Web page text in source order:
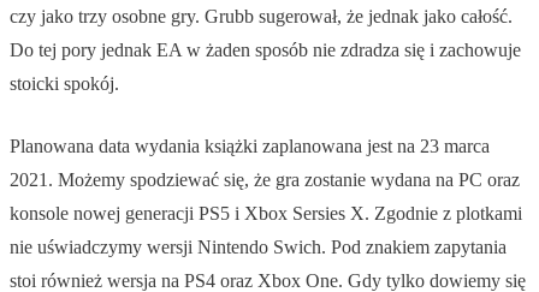
czy jako trzy osobne gry. Grubb sugerował, że jednak jako całość.
Do tej pory jednak EA w żaden sposób nie zdradza się i zachowuje
stoicki spokój.
Planowana data wydania książki zaplanowana jest na 23 marca
2021. Możemy spodziewać się, że gra zostanie wydana na PC oraz
konsole nowej generacji PS5 i Xbox Sersies X. Zgodnie z plotkami
nie uświadczymy wersji Nintendo Swich. Pod znakiem zapytania
stoi również wersja na PS4 oraz Xbox One. Gdy tylko dowiemy się